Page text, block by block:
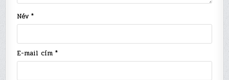
Név*
E-mail cím*